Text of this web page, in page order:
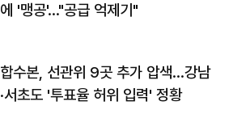
에 '맹공'…"공급 억제기"
합수본, 선관위 9곳 추가 압색…강남
·서초도 '투표율 허위 입력' 정황